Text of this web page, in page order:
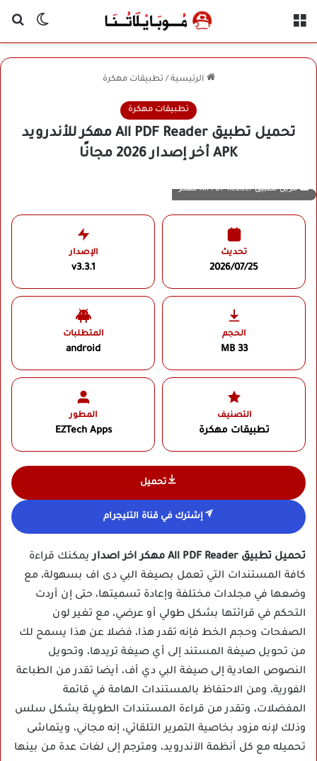
الوضع
الرئيسية / تطبيقات مهكرة
تطبيقات مهكرة
تحميل تطبيق All PDF Reader مهكر للأندرويد
APK أخر إصدار 2026 مجانًا
تنزيل تطبيق All PDF Reader مهكر
تحديث
2026/07/25
الإصدار
v3.3.1
الحجم
33 MB
المتطلبات
android
التصنيف
تطبيقات مهكرة
المطور
EZTech Apps‏
تحميل
إشترك في قناة التليجرام
تحميل تطبيق All PDF Reader مهكر اخر اصدار
يمكنك قراءة
كافة المستندات التي تعمل بصيغة البي دى اف بسهولة، مع
وضعها في مجلدات مختلفة وإعادة تسميتها، حتى إن أردت
التحكم في قرائتها بشكل طولي أو عرضي، مع تغير لون
الصفحات وحجم الخط فإنه تقدر هذا، فضلا عن هذا يسمح لك
من تحويل صيغة المستند إلى أي صيغة تريدها، وتحويل
النصوص العادية إلى صيغة البي دي أف، أيضا تقدر من الطباعة
الفورية، ومن الاحتفاظ بالمستندات الهامة في قائمة
المفضلات، وتقدر من قراءة المستندات الطويلة بشكل سلس
وذلك لإنه مزود بخاصية التمرير التلقائي، إنه مجاني، ويتماشى
تحميله مع كل أنظمة الآندرويد، ومترجم إلى لغات عدة من بينها